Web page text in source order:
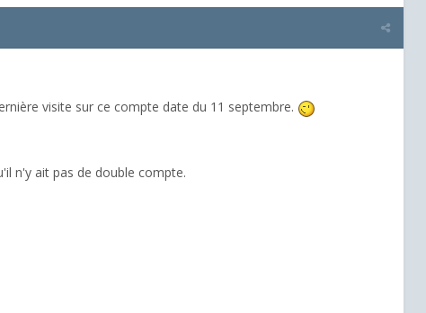
visite sur ce compte date du 11 septembre.
n'y ait pas de double compte.